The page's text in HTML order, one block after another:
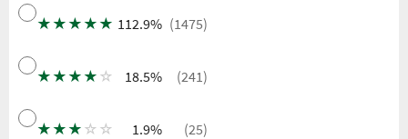
★ ★ ★ ★ ★ 112.9% (1475)
★ ★ ★ ★ ☆ 18.5% (241)
★ ★ ★ ☆ ☆ 1.9% (25)